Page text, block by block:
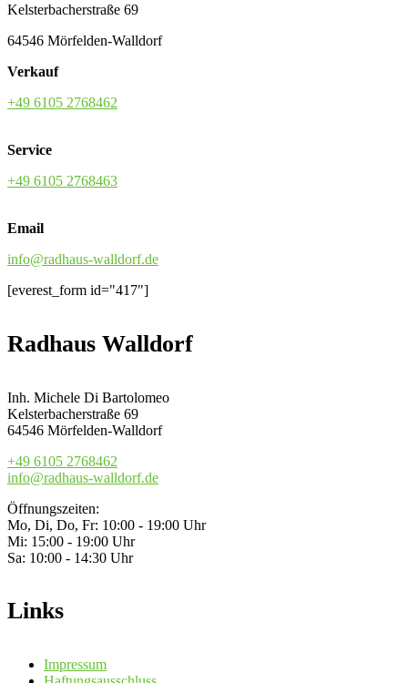
Kelsterbacherstraße 69
64546 Mörfelden-Walldorf
Verkauf
+49 6105 2768462
Service
+49 6105 2768463
Email
info@radhaus-walldorf.de
[everest_form id="417"]
Radhaus Walldorf
Inh. Michele Di Bartolomeo
Kelsterbacherstraße 69
64546 Mörfelden-Walldorf
+49 6105 2768462
info@radhaus-walldorf.de
Öffnungszeiten:
Mo, Di, Do, Fr: 10:00 - 19:00 Uhr
Mi: 15:00 - 19:00 Uhr
Sa: 10:00 - 14:30 Uhr
Links
Impressum